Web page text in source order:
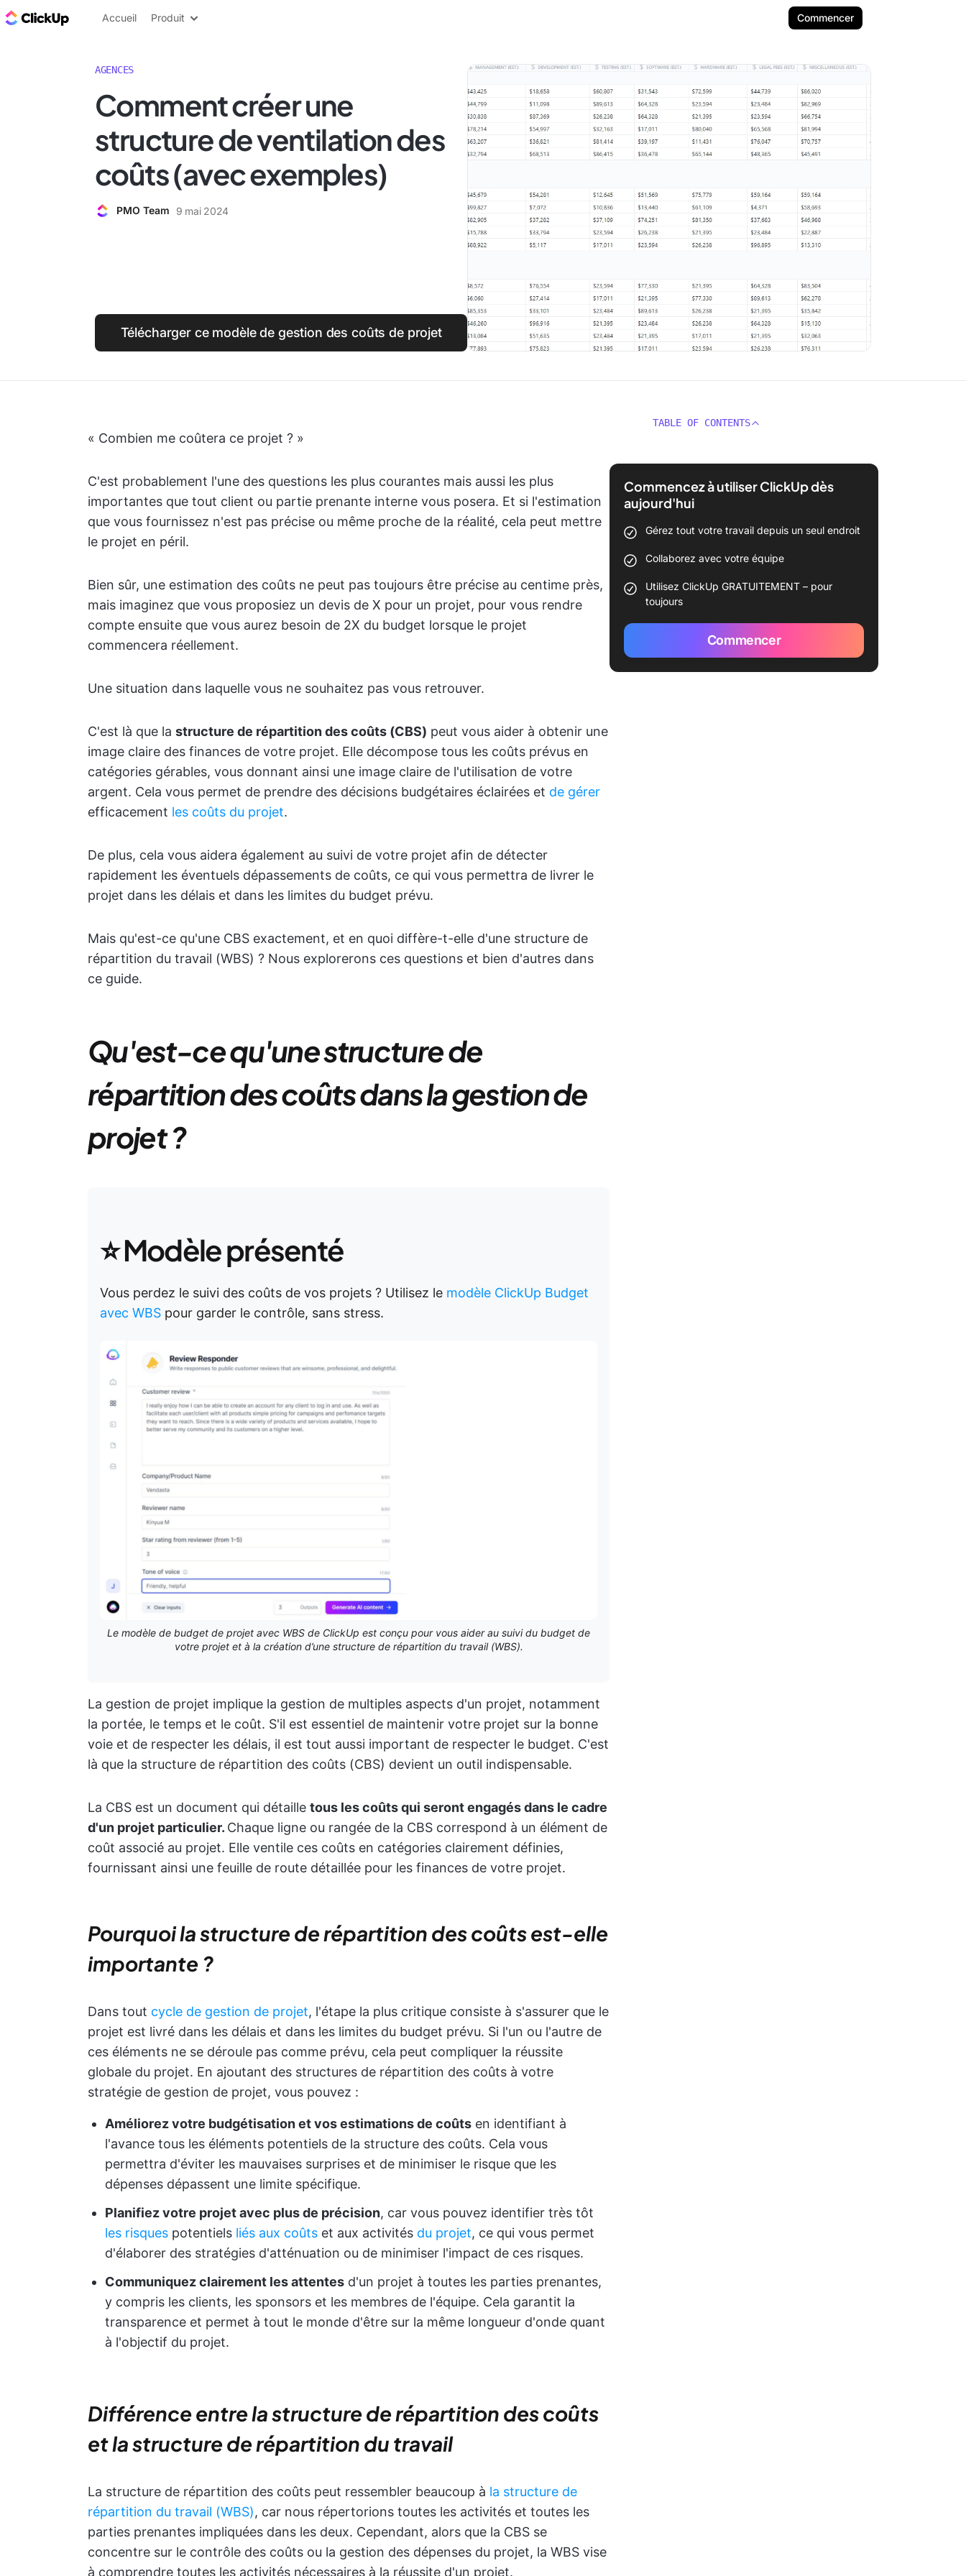
ClickUp Blog
Accueil Produit Commencer
AGENCES
Comment créer une
structure de ventilation des
coûts (avec exemples)
PMO Team 9 mai 2024
Télécharger ce modèle de gestion des coûts de projet
« Combien me coûtera ce projet ? »
C'est probablement l'une des questions les plus courantes mais aussi les plus
importantes que tout client ou partie prenante interne vous posera. Et si l'estimation
que vous fournissez n'est pas précise ou même proche de la réalité, cela peut mettre
le projet en péril.
Bien sûr, une estimation des coûts ne peut pas toujours être précise au centime près,
mais imaginez que vous proposiez un devis de X pour un projet, pour vous rendre
compte ensuite que vous aurez besoin de 2X du budget lorsque le projet
commencera réellement.
Une situation dans laquelle vous ne souhaitez pas vous retrouver.
C'est là que la structure de répartition des coûts (CBS) peut vous aider à obtenir une
image claire des finances de votre projet. Elle décompose tous les coûts prévus en
catégories gérables, vous donnant ainsi une image claire de l'utilisation de votre
argent. Cela vous permet de prendre des décisions budgétaires éclairées et de gérer
efficacement les coûts du projet.
De plus, cela vous aidera également au suivi de votre projet afin de détecter
rapidement les éventuels dépassements de coûts, ce qui vous permettra de livrer le
projet dans les délais et dans les limites du budget prévu.
Mais qu'est-ce qu'une CBS exactement, et en quoi diffère-t-elle d'une structure de
répartition du travail (WBS) ? Nous explorerons ces questions et bien d'autres dans
ce guide.
Qu'est-ce qu'une structure de
répartition des coûts dans la gestion de
projet ?
⭐ Modèle présenté
Vous perdez le suivi des coûts de vos projets ? Utilisez le modèle ClickUp Budget
avec WBS pour garder le contrôle, sans stress.
Le modèle de budget de projet avec WBS de ClickUp est conçu pour vous aider au suivi du budget de
votre projet et à la création d’une structure de répartition du travail (WBS).
La gestion de projet implique la gestion de multiples aspects d'un projet, notamment
la portée, le temps et le coût. S'il est essentiel de maintenir votre projet sur la bonne
voie et de respecter les délais, il est tout aussi important de respecter le budget. C'est
là que la structure de répartition des coûts (CBS) devient un outil indispensable.
La CBS est un document qui détaille tous les coûts qui seront engagés dans le cadre
d'un projet particulier. Chaque ligne ou rangée de la CBS correspond à un élément de
coût associé au projet. Elle ventile ces coûts en catégories clairement définies,
fournissant ainsi une feuille de route détaillée pour les finances de votre projet.
Pourquoi la structure de répartition des coûts est-elle
importante ?
Dans tout cycle de gestion de projet, l'étape la plus critique consiste à s'assurer que le
projet est livré dans les délais et dans les limites du budget prévu. Si l'un ou l'autre de
ces éléments ne se déroule pas comme prévu, cela peut compliquer la réussite
globale du projet. En ajoutant des structures de répartition des coûts à votre
stratégie de gestion de projet, vous pouvez :
Améliorez votre budgétisation et vos estimations de coûts en identifiant à
l'avance tous les éléments potentiels de la structure des coûts. Cela vous
permettra d'éviter les mauvaises surprises et de minimiser le risque que les
dépenses dépassent une limite spécifique.
Planifiez votre projet avec plus de précision, car vous pouvez identifier très tôt
les risques potentiels liés aux coûts et aux activités du projet, ce qui vous permet
d'élaborer des stratégies d'atténuation ou de minimiser l'impact de ces risques.
Communiquez clairement les attentes d'un projet à toutes les parties prenantes,
y compris les clients, les sponsors et les membres de l'équipe. Cela garantit la
transparence et permet à tout le monde d'être sur la même longueur d'onde quant
à l'objectif du projet.
Différence entre la structure de répartition des coûts
et la structure de répartition du travail
La structure de répartition des coûts peut ressembler beaucoup à la structure de
répartition du travail (WBS), car nous répertorions toutes les activités et toutes les
parties prenantes impliquées dans les deux. Cependant, alors que la CBS se
concentre sur le contrôle des coûts ou la gestion des dépenses du projet, la WBS vise
à comprendre toutes les activités nécessaires à la réussite d'un projet.
TABLE OF CONTENTS
Commencez à utiliser ClickUp dès
aujourd'hui
Gérez tout votre travail depuis un seul endroit
Collaborez avec votre équipe
Utilisez ClickUp GRATUITEMENT – pour
toujours
Commencer